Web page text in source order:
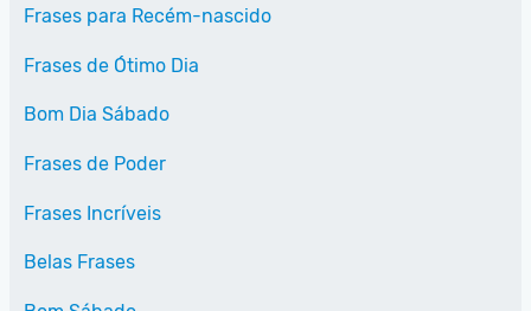
Frases para Recém-nascido
Frases de Ótimo Dia
Bom Dia Sábado
Frases de Poder
Frases Incríveis
Belas Frases